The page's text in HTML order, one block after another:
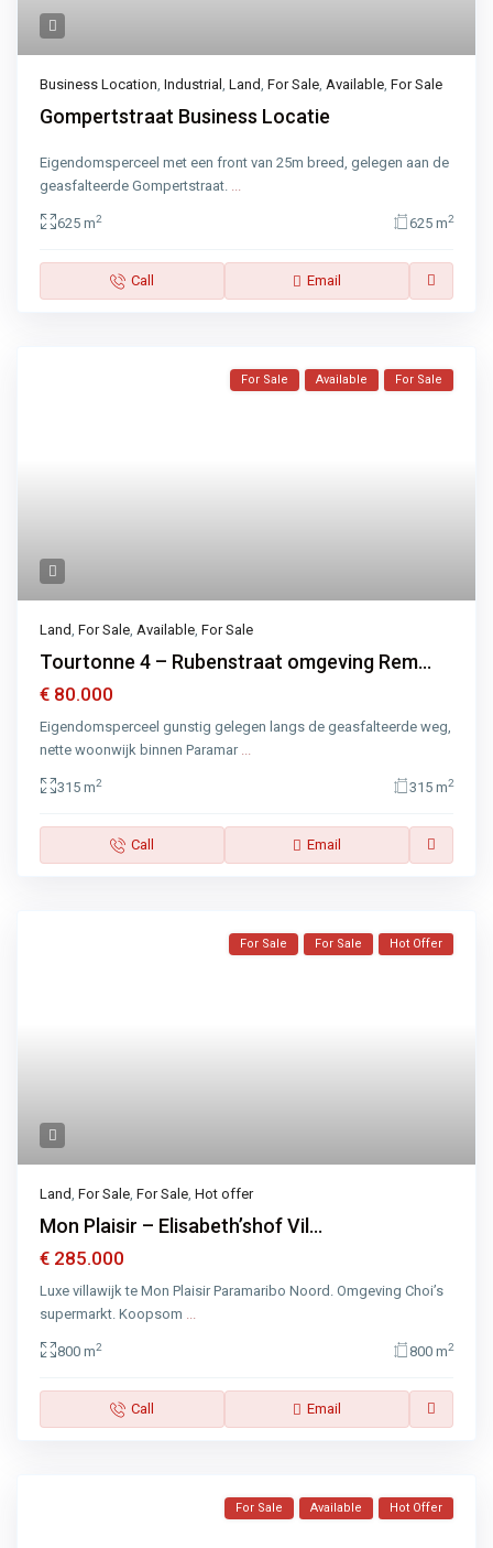
Business Location,Industrial,Land,For Sale,Available,For Sale
Gompertstraat Business Locatie
Eigendomsperceel met een front van 25m breed, gelegen aan de
geasfalteerde Gompertstraat. ...
625 m2 625 m2
Call Email
For Sale Available For Sale
Land,For Sale,Available,For Sale
Tourtonne 4 – Rubenstraat omgeving Rem...
€ 80.000
Eigendomsperceel gunstig gelegen langs de geasfalteerde weg,
nette woonwijk binnen Paramar ...
315 m2 315 m2
Call Email
For Sale For Sale Hot Offer
Land,For Sale,For Sale,Hot offer
Mon Plaisir – Elisabeth’shof Vil...
€ 285.000
Luxe villawijk te Mon Plaisir Paramaribo Noord. Omgeving Choi’s
supermarkt. Koopsom ...
800 m2 800 m2
Call Email
For Sale Available Hot Offer